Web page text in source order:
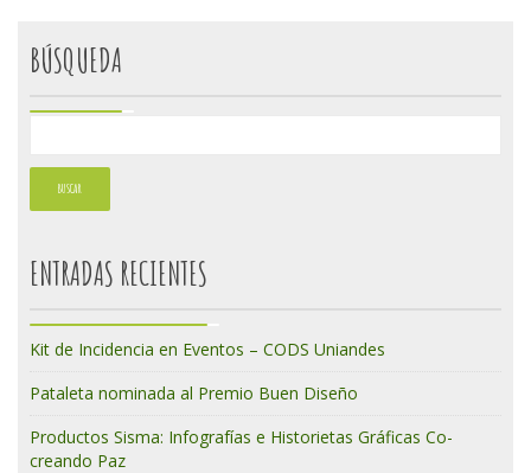
BÚSQUEDA
ENTRADAS RECIENTES
Kit de Incidencia en Eventos – CODS Uniandes
Pataleta nominada al Premio Buen Diseño
Productos Sisma: Infografías e Historietas Gráficas Co-
creando Paz